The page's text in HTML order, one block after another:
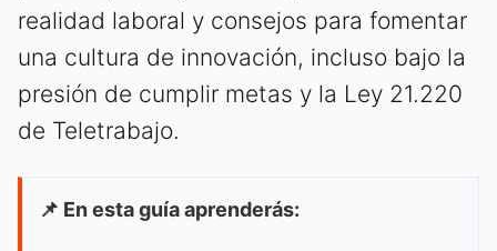
realidad laboral y consejos para fomentar
una cultura de innovación, incluso bajo la
presión de cumplir metas y la Ley 21.220
de Teletrabajo.
📌 En esta guía aprenderás: